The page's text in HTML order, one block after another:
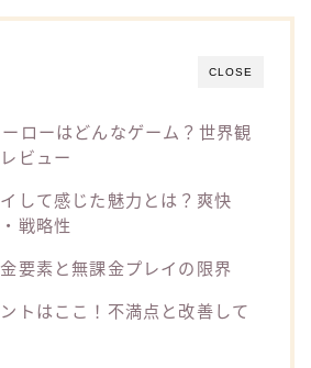
CLOSE
ローはどんなゲーム？世界観
ビュー
して感じた魅力とは？爽快
戦略性
要素と無課金プレイの限界
トはここ！不満点と改善して